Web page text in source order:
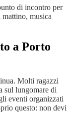
di incontro per
musica
a Porto
Molti ragazzi
sul lungomare di
eventi organizzati
questo: non devi